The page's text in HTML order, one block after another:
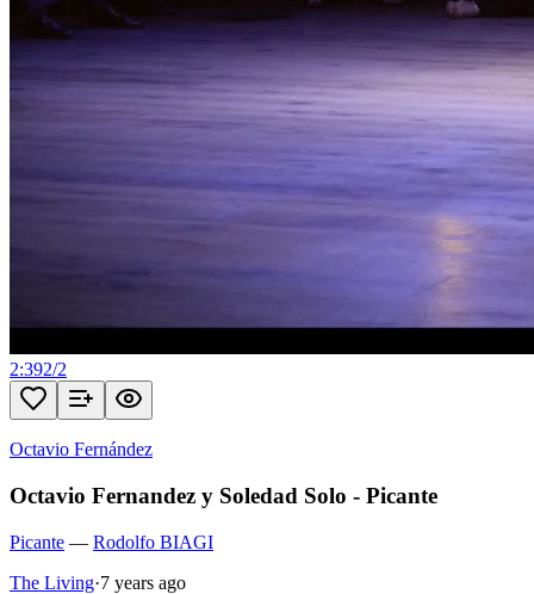
2:392/2
Octavio Fernández
Octavio Fernandez y Soledad Solo - Picante
Picante — Rodolfo BIAGI
The Living·7 years ago